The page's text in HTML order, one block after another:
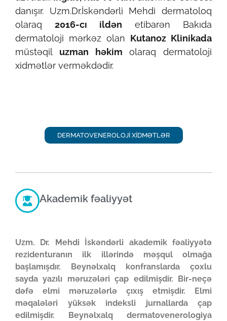
danışır. Uzm.Dr.İskəndərli Mehdi dermatoloq
olaraq 2016-cı ildən etibarən Bakıda
dermatoloji mərkəz olan Kutanoz Klinikada
müstəqil uzman həkim olaraq dermatoloji
xidmətlər verməkdədir.
DERMATOVENEROLOJİ XİDMƏTLƏR
Akademik fəaliyyət
Uzm. Dr. Mehdi İskəndərli akademik fəaliyyətə
rezidenturanın ilk illərində məşqul olmağa
başlamışdır. Beynəlxalq konfranslarda çoxlu
sayda yazılı məruzələri çap edilmişdir. Bir-neçə
dəfə elmi məruzələrlə çıxış etmişdir. Elmi
məqalələri yüksək indeksli jurnallarda çap
edilmişdir. Beynəlxalq dermatovenerologiya